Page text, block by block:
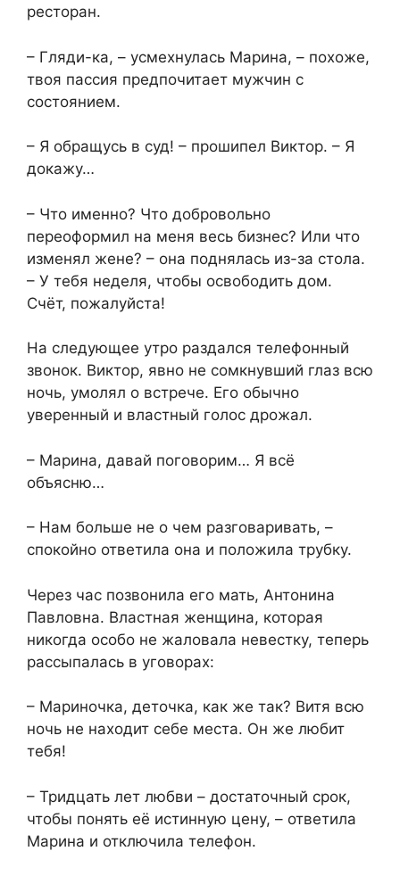
ресторан.
– Гляди-ка, – усмехнулась Марина, – похоже,
твоя пассия предпочитает мужчин с
состоянием.
– Я обращусь в суд! – прошипел Виктор. – Я
докажу…
– Что именно? Что добровольно
переоформил на меня весь бизнес? Или что
изменял жене? – она поднялась из-за стола.
– У тебя неделя, чтобы освободить дом.
Счёт, пожалуйста!
На следующее утро раздался телефонный
звонок. Виктор, явно не сомкнувший глаз всю
ночь, умолял о встрече. Его обычно
уверенный и властный голос дрожал.
– Марина, давай поговорим… Я всё
объясню…
– Нам больше не о чем разговаривать, –
спокойно ответила она и положила трубку.
Через час позвонила его мать, Антонина
Павловна. Властная женщина, которая
никогда особо не жаловала невестку, теперь
рассыпалась в уговорах:
– Мариночка, деточка, как же так? Витя всю
ночь не находит себе места. Он же любит
тебя!
– Тридцать лет любви – достаточный срок,
чтобы понять её истинную цену, – ответила
Марина и отключила телефон.